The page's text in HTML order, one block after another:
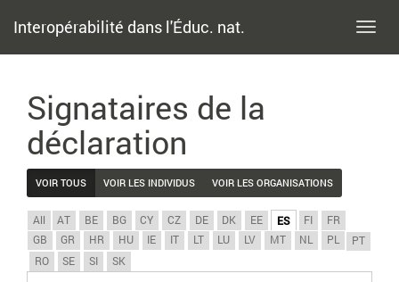
Interopérabilité dans l'Éduc. nat.
Signataires de la
déclaration
VOIR TOUS VOIR LES INDIVIDUS VOIR LES ORGANISATIONS
All AT BE BG CY CZ DE DK EE ES FI
FR
GB
GR HR HU IE IT LT LU LV MT NL PL
PT
RO
SE SI SK